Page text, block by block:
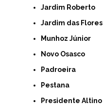
Jardim Roberto
Jardim das Flores
Munhoz Júnior
Novo Osasco
Padroeira
Pestana
Presidente Altino